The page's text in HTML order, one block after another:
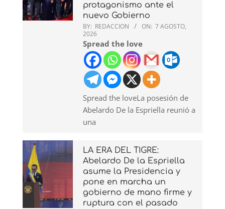
protagonismo ante el
nuevo Gobierno
BY: REDACCION ON: 7 AGOSTO,
2026
Spread the love
Spread the loveLa posesión de
Abelardo De la Espriella reunió a
una
LA ERA DEL TIGRE:
Abelardo De la Espriella
asume la Presidencia y
pone en marcha un
gobierno de mano firme y
ruptura con el pasado